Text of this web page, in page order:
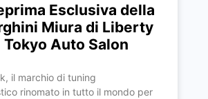
Esclusiva della
Miura di Liberty
Tokyo Auto Salon
il marchio di tuning
rinomato in tutto il mondo per